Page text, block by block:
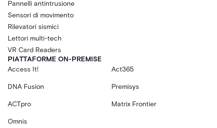
Pannelli antintrusione
Sensori di movimento
Rilevatori sismici
Lettori multi-tech
VR Card Readers
PIATTAFORME ON-PREMISE
Access It!
Act365
DNA Fusion Premisys
ACTpro Matrix Frontier
Omnis